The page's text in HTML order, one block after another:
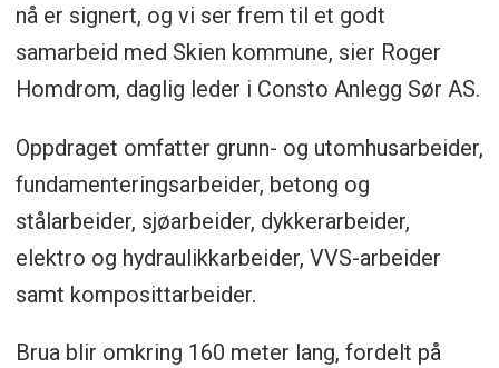
nå er signert, og vi ser frem til et godt
samarbeid med Skien kommune, sier Roger
Homdrom, daglig leder i Consto Anlegg Sør AS.
Oppdraget omfatter grunn- og utomhusarbeider,
fundamenteringsarbeider, betong og
stålarbeider, sjøarbeider, dykkerarbeider,
elektro og hydraulikkarbeider, VVS-arbeider
samt komposittarbeider.
Brua blir omkring 160 meter lang, fordelt på